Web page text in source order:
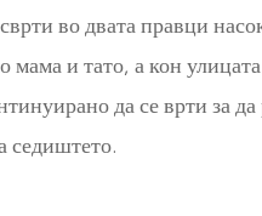
во двата правци
мама и тато, а кон
да се врти за
седиштето.